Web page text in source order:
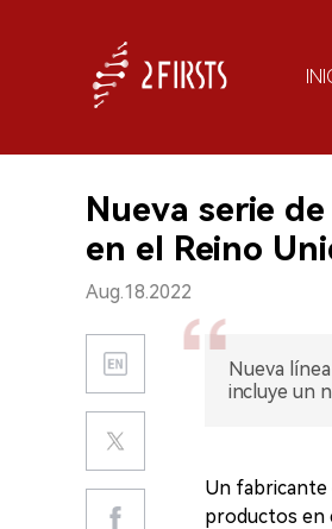
Nueva serie
en el Reino
Aug.18.2022
Nueva
incluye un
Un fabricante
productos en